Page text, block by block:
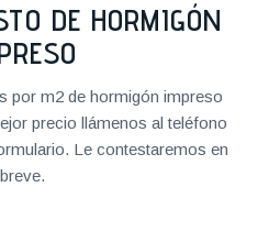
DE HORMIGÓN
por m2 de hormigón impreso
precio llámenos al teléfono
Le contestaremos en
breve.